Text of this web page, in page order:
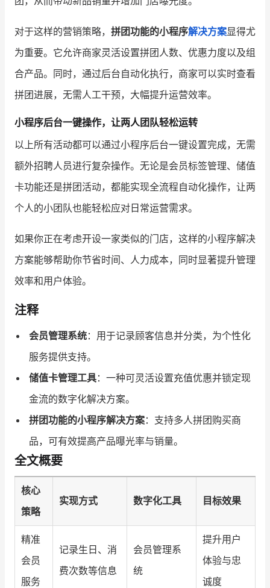
对于这样的营销策略， 拼团功能的小程序解决方案显得尤
为重要。它允许商家灵活设置拼团人数、优惠力度以及组
合产品。同时，通过后台自动化执行，商家可以实时查看
拼团进展，无需人工干预，大幅提升运营效率。
小程序后台一键操作，让两人团队轻松运转
以上所有活动都可以通过小程序后台一键设置完成，无需
额外招聘人员进行复杂操作。无论是会员标签管理、储值
卡功能还是拼团活动，都能实现全流程自动化操作，让两
个人的小团队也能轻松应对日常运营需求。
如果你正在考虑开设一家类似的门店，这样的小程序解决
方案能够帮助你节省时间、人力成本，同时显著提升管理
效率和用户体验。
注释
会员管理系统：用于记录顾客信息并分类，为个性化
服务提供支持。
储值卡管理工具：一种可灵活设置充值优惠并锁定现
金流的数字化解决方案。
拼团功能的小程序解决方案：支持多人拼团购买商
品，可有效提高产品曝光率与销量。
全文概要
核心
策略
实现方式 数字化工具 目标效果
精准
会员
服务
记录生日、消
费次数等信息
会员管理系
统
提升用户
体验与忠
诚度